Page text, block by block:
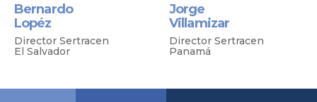
Bernardo
Lopéz
Director Sertracen
El Salvador
Jorge
Villamizar
Director Sertracen
Panamá